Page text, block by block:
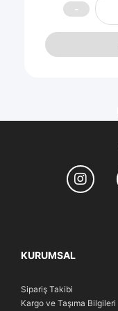
KURUMSAL
Sipariş Takibi
Kargo ve Taşıma Bilgileri